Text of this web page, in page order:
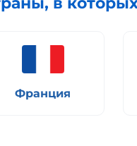
Франция